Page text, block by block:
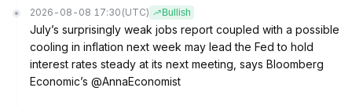
2026-08-08 17:30 (UTC) Bullish
July’s surprisingly weak jobs report coupled with a possible
cooling in inflation next week may lead the Fed to hold
interest rates steady at its next meeting, says Bloomberg
Economic’s @AnnaEconomist